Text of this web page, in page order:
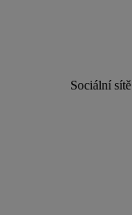
Sociální sítě